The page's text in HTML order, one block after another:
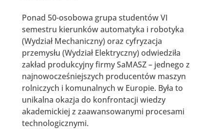
Ponad 50-osobowa grupa studentów VI
semestru kierunków automatyka i robotyka
(Wydział Mechaniczny) oraz cyfryzacja
przemysłu (Wydział Elektryczny) odwiedziła
zakład produkcyjny firmy SaMASZ – jednego z
najnowocześniejszych producentów maszyn
rolniczych i komunalnych w Europie. Była to
unikalna okazja do konfrontacji wiedzy
akademickiej z zaawansowanymi procesami
technologicznymi.